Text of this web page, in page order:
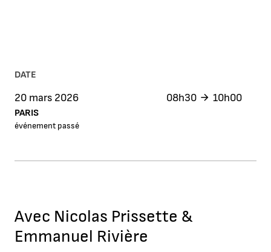
DATE
20 mars 2026 08h30 10h00
PARIS
événement passé
Avec Nicolas Prissette &
Emmanuel Rivière